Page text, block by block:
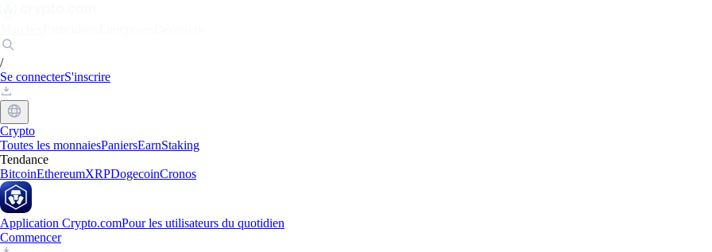
/
Se connecterS'inscrire
Crypto
Toutes les monnaiesPaniersEarnStaking
Tendance
BitcoinEthereumXRPDogecoinCronos
Application Crypto.comPour les utilisateurs du quotidien
Commencer